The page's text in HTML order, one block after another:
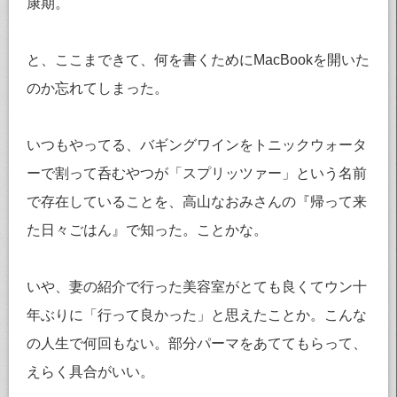
康期。
と、ここまできて、何を書くためにMacBookを開いた
のか忘れてしまった。
いつもやってる、バギングワインをトニックウォータ
ーで割って呑むやつが「スプリッツァー」という名前
で存在していることを、高山なおみさんの『帰って来
た日々ごはん』で知った。ことかな。
いや、妻の紹介で行った美容室がとても良くてウン十
年ぶりに「行って良かった」と思えたことか。こんな
の人生で何回もない。部分パーマをあててもらって、
えらく具合がいい。